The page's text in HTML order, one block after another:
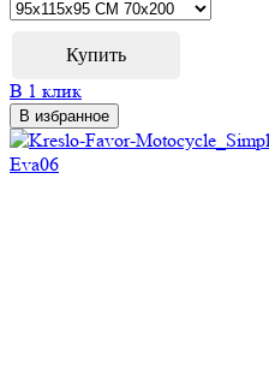
В 1 клик
В избранное